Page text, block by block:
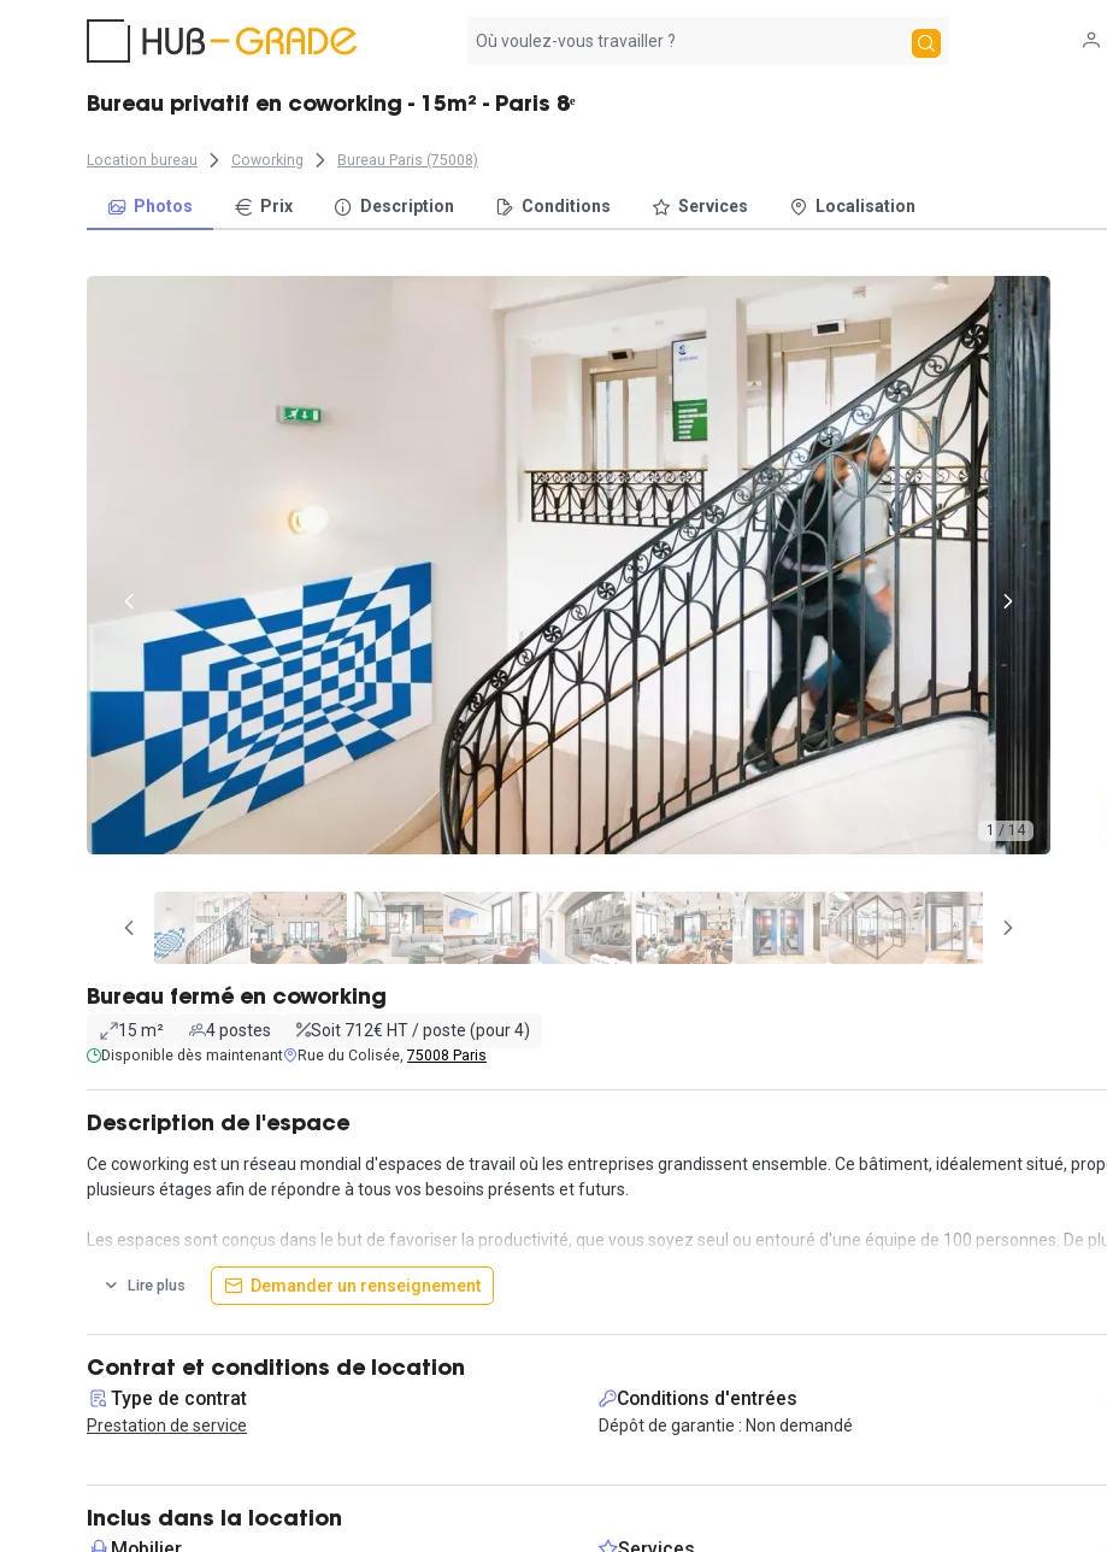
résultat
Bureau privatif en coworking - 15m² - Paris 8ᵉ
Location bureau Coworking Bureau Paris (75008)
Photos Prix Description Conditions Services Localisation
1 / 14
Bureau fermé en coworking
15 m² 4 postes Soit 712€ HT / poste (pour 4)
Disponible dès maintenant Rue du Colisée, 75008 Paris
Description de l'espace
Ce coworking est un réseau mondial d'espaces de travail où les entreprises grandissent ensemble. Ce bâtiment, idéalement situé,
plusieurs étages afin de répondre à tous vos besoins présents et futurs.
Les espaces sont conçus dans le but de favoriser la productivité, que vous soyez seul ou entouré d'une équipe de 100 personnes. De
flexibilité qui vous convient.
Contactez votre agent immobilier pour avoir plus d'informations.
Lire plus Demander un renseignement
Contrat et conditions de location
Type de contrat
Prestation de service
Conditions d'entrées
Dépôt de garantie : Non demandé
Inclus dans la location